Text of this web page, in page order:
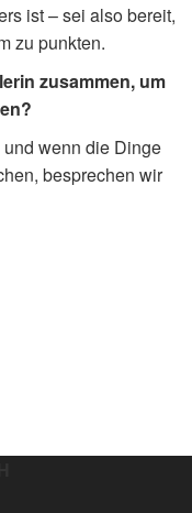
ist – sei also bereit,
zu punkten.
zusammen, um
wenn die Dinge
besprechen wir